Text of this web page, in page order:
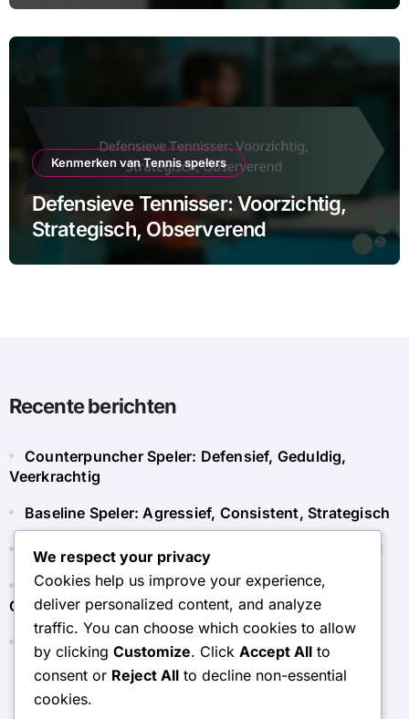
Kenmerken van Tennis spelers
Defensieve Tennisser: Voorzichtig,
Strategisch, Observerend
Recente berichten
Counterpuncher Speler: Defensief, Geduldig,
Veerkrachtig
Baseline Speler: Agressief, Consistent, Strategisch
Recreatieve Tennisser: Ontspannen, Leuk, Sociaal
Defensieve Tennisser: Voorzichtig, Strategisch,
Observerend
Netspeler: Tactisch, Opportunistisch, Snel
We respect your privacy
Cookies help us improve your experience,
deliver personalized content, and analyze
traffic. You can choose which cookies to allow
by clicking Customize. Click Accept All to
consent or Reject All to decline non-essential
cookies.